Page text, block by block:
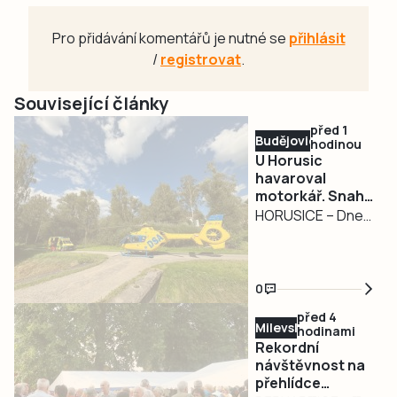
Pro přidávání komentářů je nutné se přihlásit
/registrovat.
Související články
Budějovicko
před 1
hodinou
U Horusic
havaroval
motorkář. Snaha
o jeho záchranu
HORUSICE – Dnes
silnicích další
motorkář. Nehoda
se stala na silnici
II/603 u Horusic na
Táborsku. Policie
provoz odkláněla
0
Milevsko
před 4
hodinami
Rekordní
návštěvnost na
přehlídce